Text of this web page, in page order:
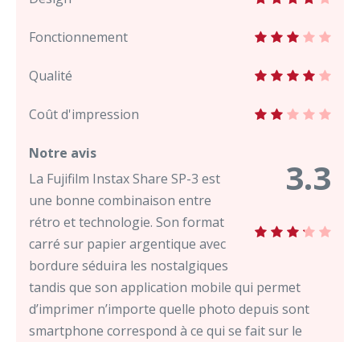
Fonctionnement
Qualité
Coût d'impression
3.3
Notre avis
La Fujifilm Instax Share SP-3 est
une bonne combinaison entre
rétro et technologie. Son format
carré sur papier argentique avec
bordure séduira les nostalgiques
tandis que son application mobile qui permet
d’imprimer n’importe quelle photo depuis sont
smartphone correspond à ce qui se fait sur le